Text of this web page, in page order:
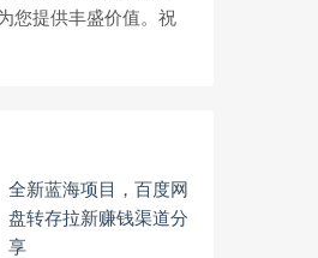
您提供丰盛价值。祝
全新蓝海项目，百度网
盘转存拉新赚钱渠道分
享